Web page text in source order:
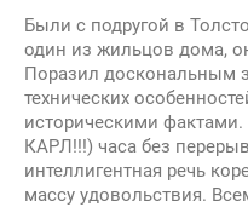
Были с подругой в
один из жильцов дома,
Поразил доскональным
технических
историческими
КАРЛ!!!) часа без
интеллигентная речь
массу удовольствия.